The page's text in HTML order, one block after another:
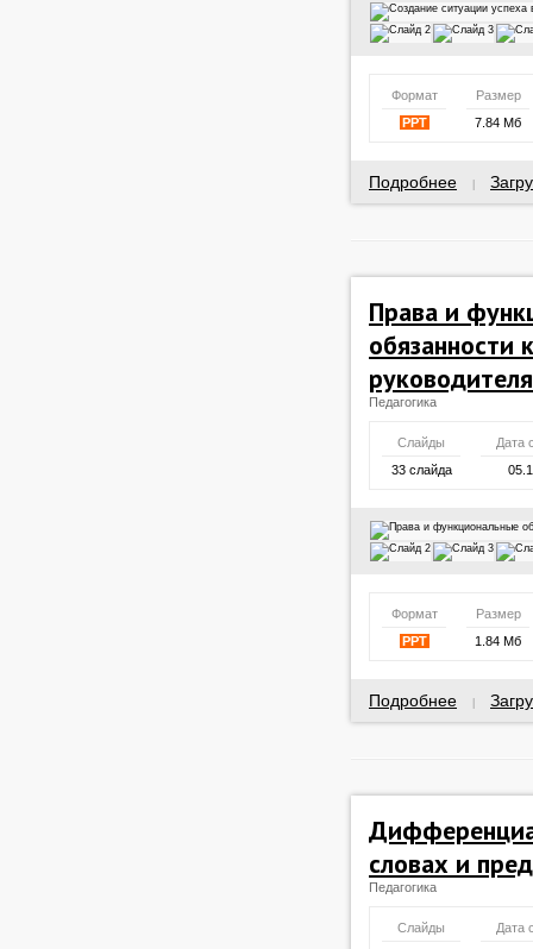
Формат
Размер
PPT
7.84 Мб
Подробнее
Права и
обязанности
руководителя
Педагогика
Слайды
Дата
33 слайда
Формат
Размер
PPT
1.84 Мб
Подробнее
словах и
Педагогика
Слайды
Дата